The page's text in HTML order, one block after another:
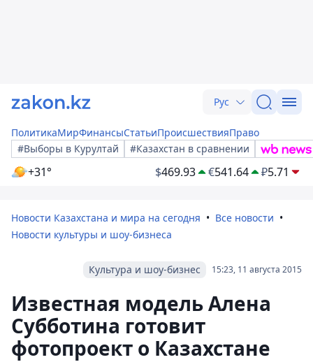
Рус
ПолитикаМирФинансыСтатьиПроисшествияПраво
#Выборы в Курултай
#Казахстан в сравнении
+31° $469.93 €541.64 ₽5.71
Новости Казахстана и мира на сегодня
Все новости
Новости культуры и шоу-бизнеса
15:23, 11 августа 2015
Культура и шоу-бизнес
Известная модель Алена
Субботина готовит
фотопроект о Казахстане